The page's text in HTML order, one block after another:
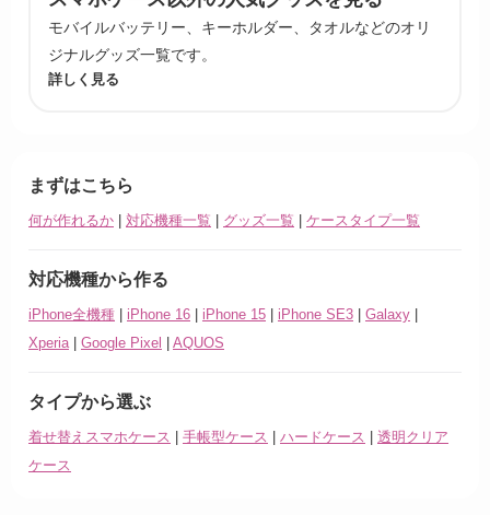
モバイルバッテリー、キーホルダー、タオルなどのオリ
ジナルグッズ一覧です。
詳しく見る
まずはこちら
何が作れるか | 対応機種一覧 | グッズ一覧 | ケースタイプ一覧
対応機種から作る
iPhone全機種 | iPhone 16 | iPhone 15 | iPhone SE3 | Galaxy |
Xperia | Google Pixel | AQUOS
タイプから選ぶ
着せ替えスマホケース | 手帳型ケース | ハードケース | 透明クリア
ケース